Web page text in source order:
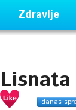
Zdravlje
danas